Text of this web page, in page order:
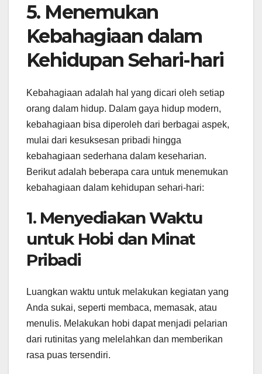
5. Menemukan
Kebahagiaan dalam
Kehidupan Sehari-hari
Kebahagiaan adalah hal yang dicari oleh setiap
orang dalam hidup. Dalam gaya hidup modern,
kebahagiaan bisa diperoleh dari berbagai aspek,
mulai dari kesuksesan pribadi hingga
kebahagiaan sederhana dalam keseharian.
Berikut adalah beberapa cara untuk menemukan
kebahagiaan dalam kehidupan sehari-hari:
1. Menyediakan Waktu
untuk Hobi dan Minat
Pribadi
Luangkan waktu untuk melakukan kegiatan yang
Anda sukai, seperti membaca, memasak, atau
menulis. Melakukan hobi dapat menjadi pelarian
dari rutinitas yang melelahkan dan memberikan
rasa puas tersendiri.